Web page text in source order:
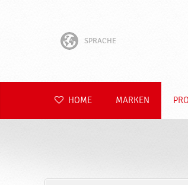
SPRACHE
Hrvatski
HOME MARKEN